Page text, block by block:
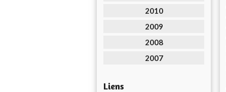
2010
2009
2008
2007
Liens